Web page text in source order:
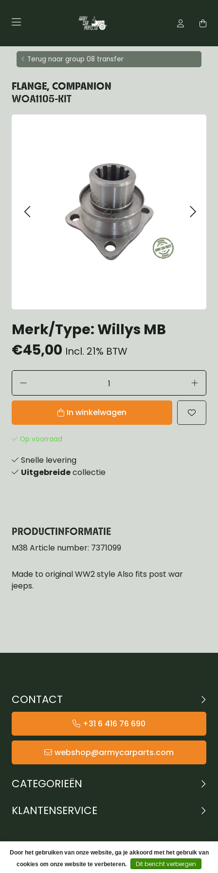
Terug naar group 08 transfer
FLANGE, COMPANION
WOA1105-KIT
Merk/Type: Willys MB
€45,00 Incl. 21% BTW
In winkelwagen
Op voorraad
Snelle levering
Uitgebreidecollectie
PRODUCTINFORMATIE
M38 Article number: 7371099
Made to original WW2 style Also fits post war
jeeps.
CONTACT
+31 6 416 76 690
webshop@armycarparts.com
CATEGORIEËN
KLANTENSERVICE
Door het gebruiken van onze website, ga je akkoord met het gebruik van
cookies om onze website te verbeteren.
Dit bericht verbergen